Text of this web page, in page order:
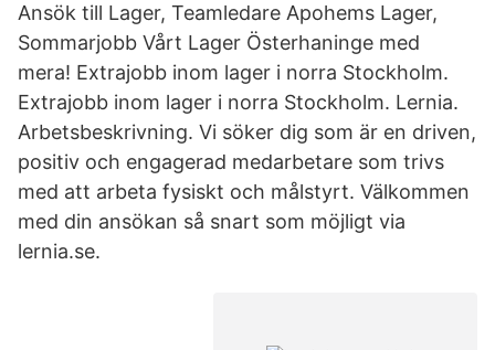
Ansök till Lager, Teamledare Apohems Lager,
Sommarjobb Vårt Lager Österhaninge med
mera! Extrajobb inom lager i norra Stockholm.
Extrajobb inom lager i norra Stockholm. Lernia.
Arbetsbeskrivning. Vi söker dig som är en driven,
positiv och engagerad medarbetare som trivs
med att arbeta fysiskt och målstyrt. Välkommen
med din ansökan så snart som möjligt via
lernia.se.